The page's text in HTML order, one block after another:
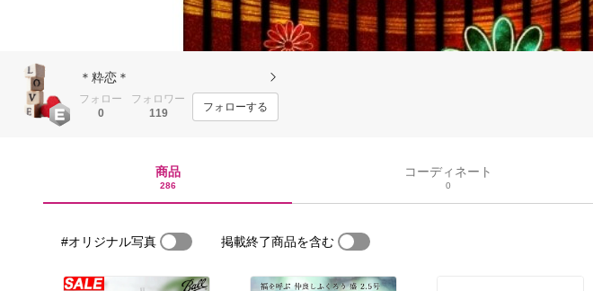
＊粋恋＊
フォロー
0
フォロワー
119
フォローする
商品
286
コーディネート
0
#オリジナル写真 掲載終了商品を含む